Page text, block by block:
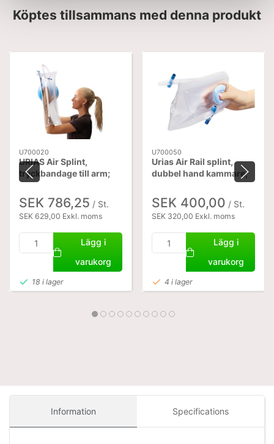
Köptes tillsammans med denna produkt
U700020
URIAS Air Splint,
tryckbandage till arm;
70 cm
SEK 786,25 / St.
SEK 629,00 Exkl. moms
Lägg i
varukorg
18 i lager
U700050
Urias Air Rail splint,
dubbel hand kammare,
SEK 400,00 / St.
SEK 320,00 Exkl. moms
Lägg i
varukorg
4 i lager
Information Specifications